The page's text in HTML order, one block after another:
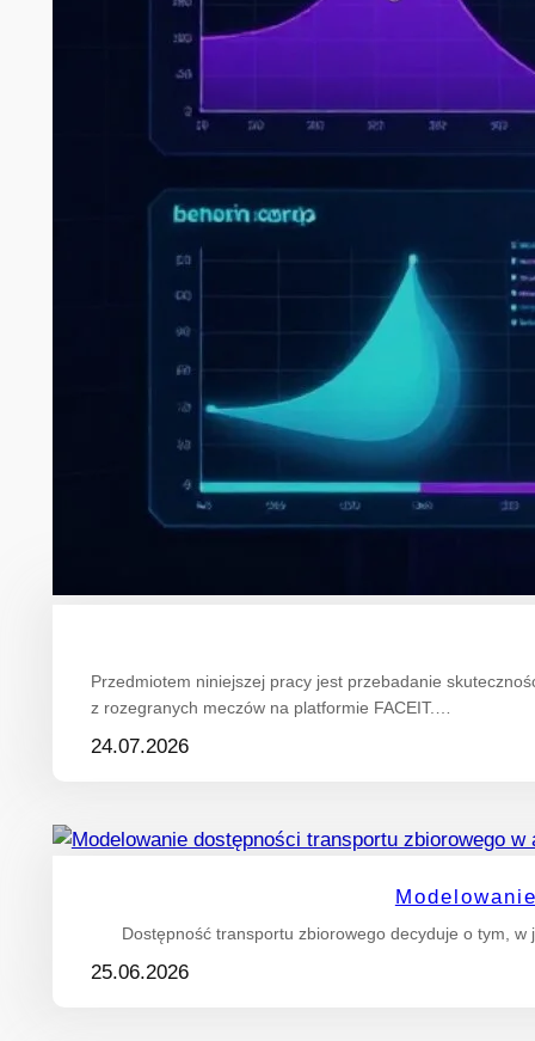
Przedmiotem niniejszej pracy jest przebadanie
z rozegranych meczów na platformie FACEIT.…
24.07.2026
Dostępność transportu zbiorowego decyduje o tym,
25.06.2026